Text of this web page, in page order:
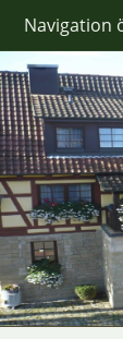
Navigation